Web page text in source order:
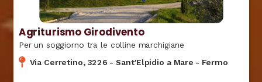
Agriturismo Girodivento
Per un soggiorno tra le colline marchigiane
Via Cerretino, 3226 - Sant'Elpidio a Mare - Fermo